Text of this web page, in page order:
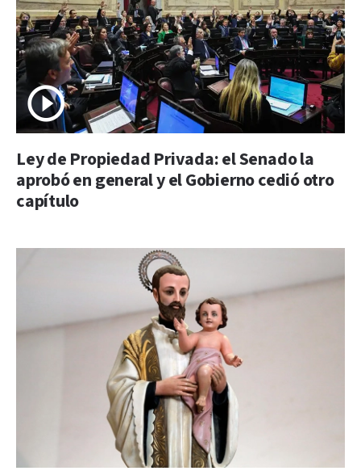
Ley de Propiedad Privada: el Senado la
aprobó en general y el Gobierno cedió otro
capítulo